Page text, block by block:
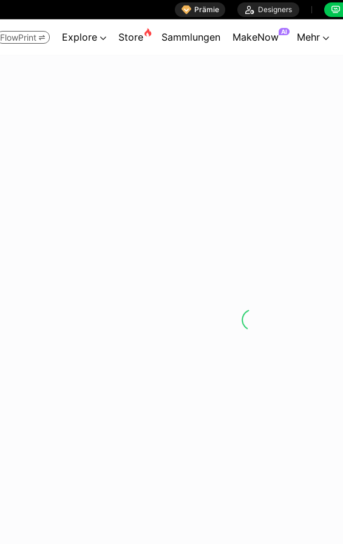
 Prämie  Designers 
FlowPrint  Explore  Store Sammlungen MakeNow AI Mehr 